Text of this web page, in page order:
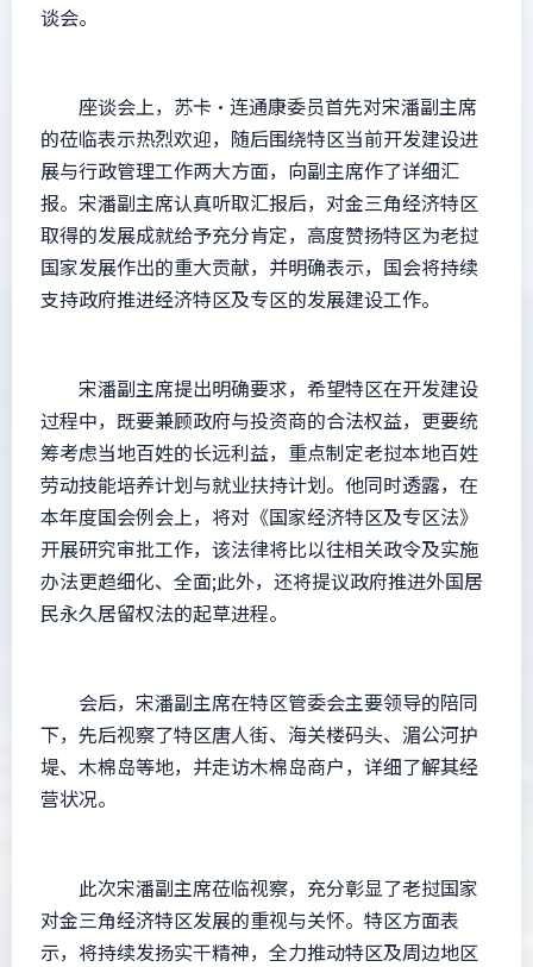
谈会。
座谈会上，苏卡·连通康委员首先对宋潘副主席
的莅临表示热烈欢迎，随后围绕特区当前开发建设进
展与行政管理工作两大方面，向副主席作了详细汇
报。宋潘副主席认真听取汇报后，对金三角经济特区
取得的发展成就给予充分肯定，高度赞扬特区为老挝
国家发展作出的重大贡献，并明确表示，国会将持续
支持政府推进经济特区及专区的发展建设工作。
宋潘副主席提出明确要求，希望特区在开发建设
过程中，既要兼顾政府与投资商的合法权益，更要统
筹考虑当地百姓的长远利益，重点制定老挝本地百姓
劳动技能培养计划与就业扶持计划。他同时透露，在
本年度国会例会上，将对《国家经济特区及专区法》
开展研究审批工作，该法律将比以往相关政令及实施
办法更趋细化、全面;此外，还将提议政府推进外国居
民永久居留权法的起草进程。
会后，宋潘副主席在特区管委会主要领导的陪同
下，先后视察了特区唐人街、海关楼码头、湄公河护
堤、木棉岛等地，并走访木棉岛商户，详细了解其经
营状况。
此次宋潘副主席莅临视察，充分彰显了老挝国家
对金三角经济特区发展的重视与关怀。特区方面表
示，将持续发扬实干精神，全力推动特区及周边地区